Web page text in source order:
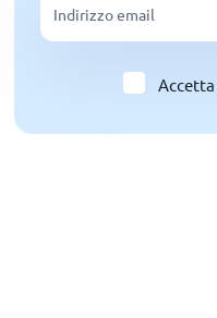
Accetta